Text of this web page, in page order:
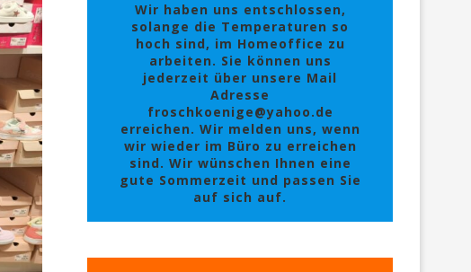
Wir haben uns entschlossen,
solange die Temperaturen so
hoch sind, im Homeoffice zu
arbeiten. Sie können uns
jederzeit über unsere Mail
Adresse
froschkoenige@yahoo.de
erreichen. Wir melden uns, wenn
wir wieder im Büro zu erreichen
sind. Wir wünschen Ihnen eine
gute Sommerzeit und passen Sie
auf sich auf.